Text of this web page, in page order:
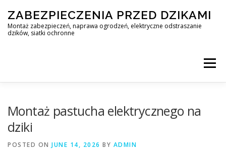
content
ZABEZPIECZENIA PRZED DZIKAMI
Montaż zabezpieczeń, naprawa ogrodzeń, elektryczne odstraszanie
dzików, siatki ochronne
Menu
Montaż pastucha elektrycznego na
dziki
POSTED ON JUNE 14, 2026 BY ADMIN